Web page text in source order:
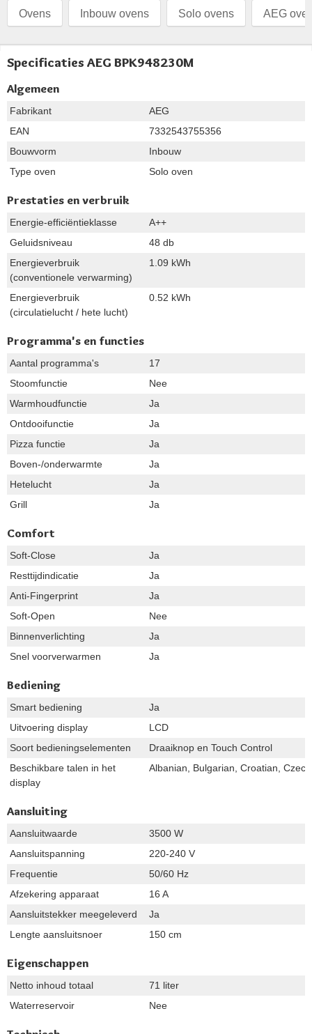
Ovens Inbouw ovens Solo ovens AEG
Specificaties AEG BPK948230M
Algemeen
Fabrikant
AEG
EAN
7332543755356
Bouwvorm
Inbouw
Type oven
Solo oven
Prestaties en verbruik
Energie-efficiëntieklasse
A++
Geluidsniveau
48 db
Energieverbruik
(conventionele verwarming)
1.09 kWh
Energieverbruik
(circulatielucht / hete lucht)
0.52 kWh
Programma's en functies
Aantal programma's
17
Stoomfunctie
Nee
Warmhoudfunctie
Ja
Ontdooifunctie
Ja
Pizza functie
Ja
Boven-/onderwarmte
Ja
Hetelucht
Ja
Grill
Ja
Comfort
Soft-Close
Ja
Resttijdindicatie
Ja
Anti-Fingerprint
Ja
Soft-Open
Nee
Binnenverlichting
Ja
Snel voorverwarmen
Ja
Bediening
Smart bediening
Ja
Uitvoering display
LCD
Soort bedieningselementen
Draaiknop en Touch Control
Beschikbare talen in het
display
Albanian, Bulgarian, Croatian,
Aansluiting
Aansluitwaarde
3500 W
Aansluitspanning
220-240 V
Frequentie
50/60 Hz
Afzekering apparaat
16 A
Aansluitstekker meegeleverd
Ja
Lengte aansluitsnoer
150 cm
Eigenschappen
Netto inhoud totaal
71 liter
Waterreservoir
Nee